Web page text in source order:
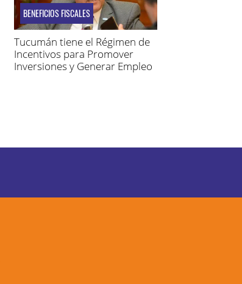
BENEFICIOS FISCALES
Tucumán tiene el Régimen de
Incentivos para Promover
Inversiones y Generar Empleo